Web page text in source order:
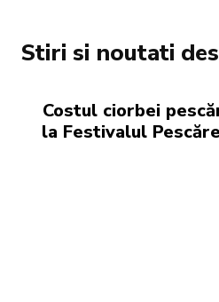
Stiri si noutati
Costul ciorbei
la Festivalul